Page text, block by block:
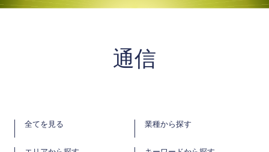
通信
全てを見る 業種から探す